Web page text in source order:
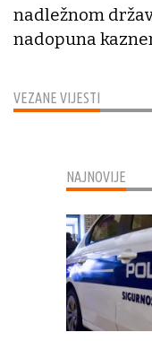
VEZANE VIJESTI
nadležnom
nadopuna
NAJNOVIJE